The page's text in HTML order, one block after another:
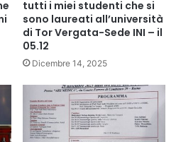
le società in cui vive. Le
registrano livelli crescenti di
civica —
secondo cui l’Islam
vita europea.
dell’Europa — in particolare
tutti i miei studenti che si
sono laureati all’università
di Tor Vergata-Sede INI – il
05.12
Dicembre 14, 2025